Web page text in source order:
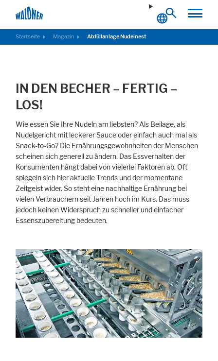
Startseite Magazin Abfüllanlage Nudelnest
IN DEN BECHER – FERTIG –
LOS!
Wie essen Sie Ihre Nudeln am liebsten? Als Beilage, als
Nudelgericht mit leckerer Sauce oder einfach auch mal als
Snack-to-Go? Die Ernährungsgewohnheiten der Menschen
scheinen sich generell zu ändern. Das Essverhalten der
Konsumenten hängt dabei von vielerlei Faktoren ab. Oft
spiegeln sich hier aktuelle Trends und der momentane
Zeitgeist wider. So steht eine nachhaltige Ernährung bei
vielen Verbrauchern seit Jahren hoch im Kurs. Das muss
jedoch keinen Widerspruch zu schneller und einfacher
Essenszubereitung bedeuten.
Notwendig
einwandfreie Funktion der Website erforderlich.
Cookie Informationen anzeigen
Externe Inhalte
Beinhaltet Ressourcen, welche externe Inhalte auf der Website zur
Verfügung stellen. Wie zum Beispiel YouTube, Instagram oder ähnliche
Anbieter.
Cookie Informationen anzeigen
Marketing und Statistik
Statistik Cookies erfassen Informationen anonym. Diese Informationen
helfen uns zu verstehen, wie unsere Besucher unsere Website nutzen.
Cookie Informationen anzeigen